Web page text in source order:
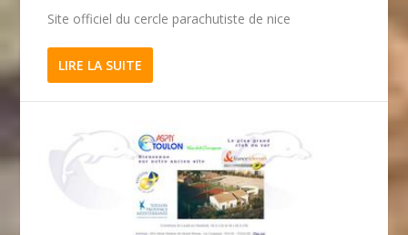
Site officiel du cercle parachutiste de nice
LIRE LA SUITE